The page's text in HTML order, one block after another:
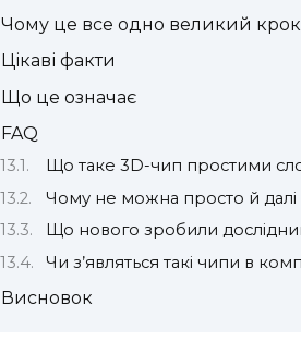
Чому це все одно великий крок
Цікаві факти
Що це означає
FAQ
Що таке 3D-чип простими
Чому не можна просто й
Що нового зробили
Чи з’являться такі чипи в
Висновок